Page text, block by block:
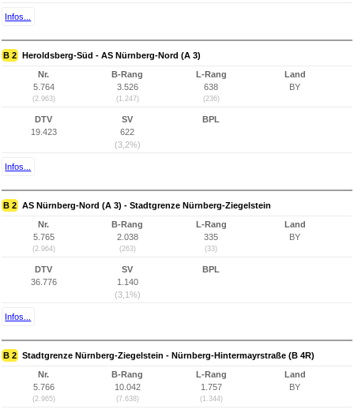
Infos...
B 2 Heroldsberg-Süd - AS Nürnberg-Nord (A 3)
Nr.
5.764
(2.963)
B-Rang
3.526
(1.247)
L-Rang
638
(236)
Land
BY
DTV
19.423
SV
622
(3,2%)
BPL
Infos...
B 2 AS Nürnberg-Nord (A 3) - Stadtgrenze Nürnberg-Ziegelstein
Nr.
5.765
(2.964)
B-Rang
2.038
(263)
L-Rang
335
(33)
Land
BY
DTV
36.776
SV
1.140
(3,1%)
BPL
Infos...
B 2 Stadtgrenze Nürnberg-Ziegelstein - Nürnberg-Hintermayrstraße (B 4R)
Nr.
5.766
(2.965)
B-Rang
10.042
(7.638)
L-Rang
1.757
(1.344)
Land
BY